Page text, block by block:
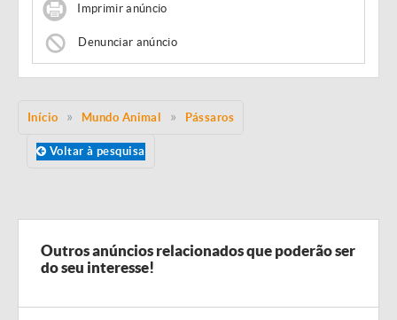
Imprimir anúncio
Denunciar anúncio
Início Mundo Animal Pássaros
Voltar à pesquisa
Outros anúncios relacionados que poderão ser
do seu interesse!